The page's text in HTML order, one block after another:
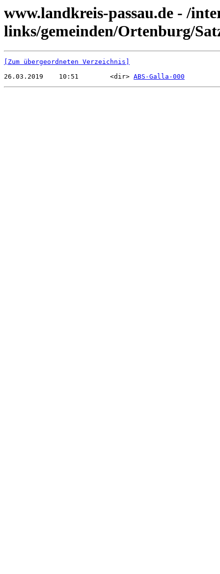
www.landkreis-passau.de - /
links/gemeinden/Ortenburg/
[Zum übergeordneten Verzeichnis]
26.03.2019    10:51        <dir> ABS-Galla-000